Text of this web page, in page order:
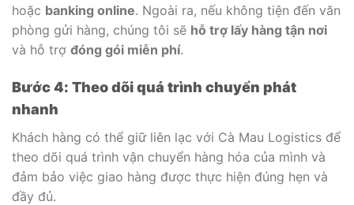
hoặc banking online. Ngoài ra, nếu không tiện đến văn
phòng gửi hàng, chúng tôi sẽ hỗ trợ lấy hàng tận nơi
và hỗ trợ đóng gói miễn phí.
Bước 4: Theo dõi quá trình chuyển phát
nhanh
Khách hàng có thể giữ liên lạc với Cà Mau Logistics để
theo dõi quá trình vận chuyển hàng hóa của mình và
đảm bảo việc giao hàng được thực hiện đúng hẹn và
đầy đủ.